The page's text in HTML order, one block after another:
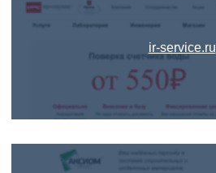
ir-service.ru